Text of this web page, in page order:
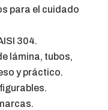
para el cuidado
304.
lámina, tubos,
y práctico.